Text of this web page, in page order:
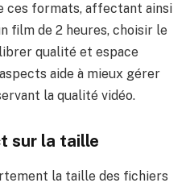
ces formats, affectant ainsi
film de 2 heures, choisir le
qualité et espace
aide à mieux gérer
la qualité vidéo.
sur la taille
la taille des fichiers